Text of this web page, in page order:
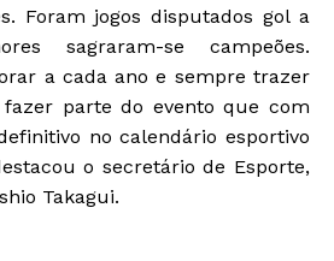
Foram jogos disputados gol a
sagraram-se campeões.
a cada ano e sempre trazer
parte do evento que com
no calendário esportivo
o secretário de Esporte,
Takagui.